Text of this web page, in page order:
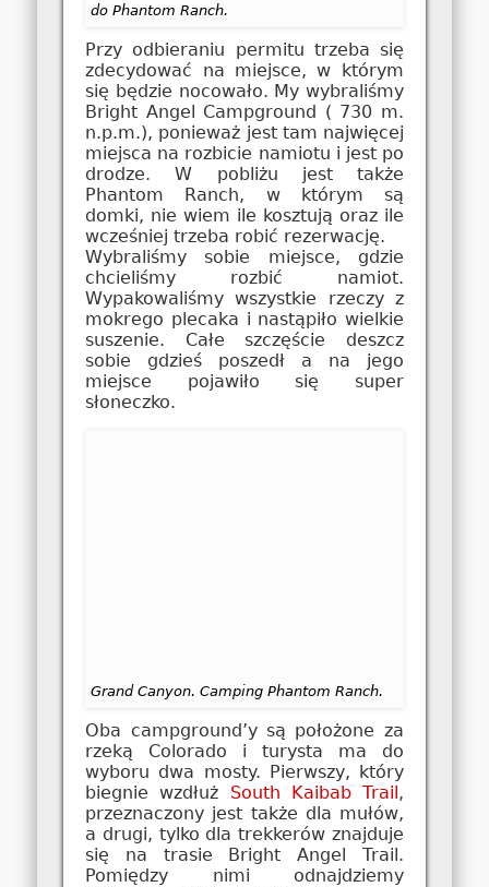
do Phantom Ranch.
Przy odbieraniu permitu trzeba się
zdecydować na miejsce, w którym
się będzie nocowało. My wybraliśmy
Bright Angel Campground ( 730 m.
n.p.m.), ponieważ jest tam najwięcej
miejsca na rozbicie namiotu i jest po
drodze. W pobliżu jest także
Phantom Ranch, w którym są
domki, nie wiem ile kosztują oraz ile
wcześniej trzeba robić rezerwację.
Wybraliśmy sobie miejsce, gdzie
chcieliśmy rozbić namiot.
Wypakowaliśmy wszystkie rzeczy z
mokrego plecaka i nastąpiło wielkie
suszenie. Całe szczęście deszcz
sobie gdzieś poszedł a na jego
miejsce pojawiło się super
słoneczko.
Grand Canyon. Camping Phantom Ranch.
Oba campground’y są położone za
rzeką Colorado i turysta ma do
wyboru dwa mosty. Pierwszy, który
biegnie wzdłuż South Kaibab Trail,
przeznaczony jest także dla mułów,
a drugi, tylko dla trekkerów znajduje
się na trasie Bright Angel Trail.
Pomiędzy nimi odnajdziemy